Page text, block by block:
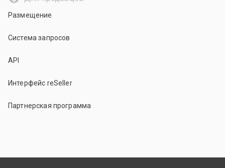
Размещение
Система запросов
API
Интерфейс reSeller
Партнерская программа